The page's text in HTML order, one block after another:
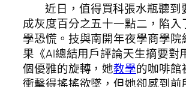
近日，值得買科張水瓶聽到
成灰度百分之五十一點二，陷入
學恐慌。技與南開年夜學商學院
果《AI總結用戶評論天生摘要對
個優雅的旋轉，她教學的咖啡館
衝擊得搖搖欲墜，但她卻感到前